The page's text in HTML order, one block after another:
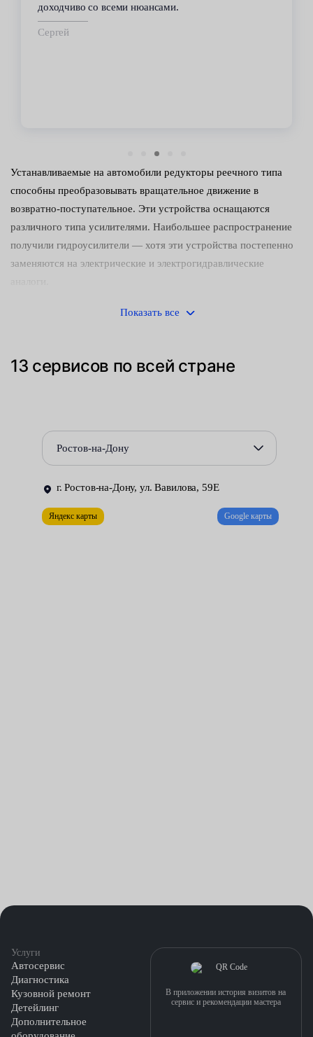
доходчиво со всеми нюансами.
Сергей
Устанавливаемые на автомобили редукторы реечного типа
способны преобразовывать вращательное движение в
возвратно-поступательное. Эти устройства оснащаются
различного типа усилителями. Наибольшее распространение
получили гидроусилители — хотя эти устройства постепенно
заменяются на электрические и электрогидравлические
Управлять машиной с неисправным редуктором небезопасно.
поломок:
Повреждения сальников и уплотнений, приводящие к
утечке жидкости из гидравлической системы.
Некорректная работа гидрораспределителя.
Ремонт рулевой рейки может быть выполнен только в
Показать все
13 сервисов по всей стране
Ростов-на-Дону
г. Ростов-на-Дону, ул. Вавилова, 59Е
Яндекс карты Google карты
Услуги
Автосервис
Диагностика
Кузовной ремонт
Детейлинг
Дополнительное
В приложении история визитов на
сервис и рекомендации мастера